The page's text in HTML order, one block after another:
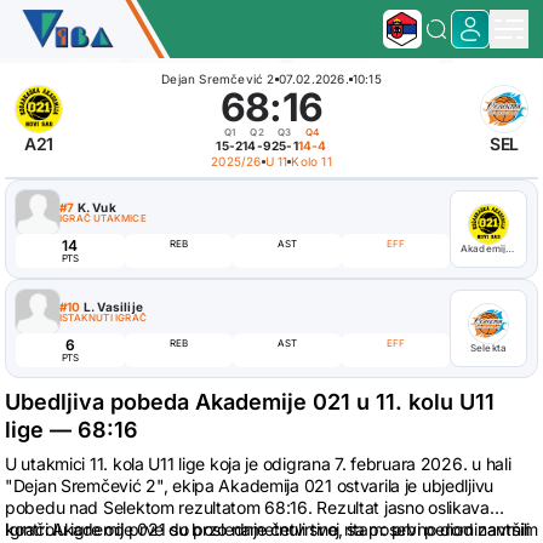
Dejan Sremčević 2 07.02.2026. 10:15
A21
68:16
Q1
15-2
Q2
14-9
Q3
25-1
Q4
14-4 SEL
2025/26 U 11 Kolo 11
#7 K. Vuk
IGRAČ UTAKMICE
14
PTS
REB AST EFF Akademija 021
#10 L. Vasilije
ISTAKNUTI IGRAČ
6
PTS
REB AST EFF Selekta
Ubedljiva pobeda Akademije 021 u 11. kolu U11
lige — 68:16
U utakmici 11. kola U11 lige koja je odigrana 7. februara 2026. u hali
"Dejan Sremčević 2", ekipa Akademija 021 ostvarila je ubjedljivu
pobedu nad Selektom rezultatom 68:16. Rezultat jasno oslikava
kontrolu igre od prve do poslednje četvrtine, sa posebno dominantnim
Igrači Akademije 021 su brzo nametnuli svoj ritam: prvi period završili